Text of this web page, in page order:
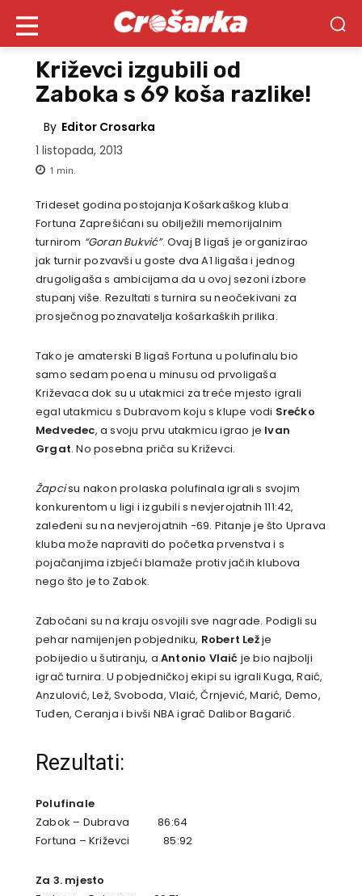
Križevci izgubili od
Zaboka s 69 koša razlike!
By Editor Crosarka
1 listopada, 2013
1 min.
Trideset godina postojanja Košarkaškog kluba
Fortuna Zaprešićani su obilježili memorijalnim
turnirom “Goran Bukvić”. Ovaj B ligaš je organizirao
jak turnir pozvavši u goste dva A1 ligaša i jednog
drugoligaša s ambicijama da u ovoj sezoni izbore
stupanj više. Rezultati s turnira su neočekivani za
prosječnog poznavatelja košarkaških prilika.
Tako je amaterski B ligaš Fortuna u polufinalu bio
samo sedam poena u minusu od prvoligaša
Križevaca dok su u utakmici za treće mjesto igrali
egal utakmicu s Dubravom koju s klupe vodi Srećko
Medvedec, a svoju prvu utakmicu igrao je Ivan
Grgat. No posebna priča su Križevci.
Žapcisu nakon prolaska polufinala igrali s svojim
konkurentom u ligi i izgubili s nevjerojatnih 111:42,
zaleđeni su na nevjerojatnih -69. Pitanje je što Uprava
kluba može napraviti do početka prvenstva i s
pojačanjima izbjeći blamaže protiv jačih klubova
nego što je to Zabok.
Zabočani su na kraju osvojili sve nagrade. Podigli su
pehar namijenjen pobjedniku, Robert Ležje
pobijedio u šutiranju, a Antonio Vlaić je bio najbolji
igrač turnira. U pobjedničkoj ekipi su igrali Kuga, Raić,
Anzulović, Lež, Svoboda, Vlaić, Črnjević, Marić, Demo,
Tuđen, Ceranja i bivši NBA igrač Dalibor Bagarić.
Rezultati:
Polufinale
Zabok – Dubrava 86:64
Fortuna – Križevci 85:92
Za 3. mjesto